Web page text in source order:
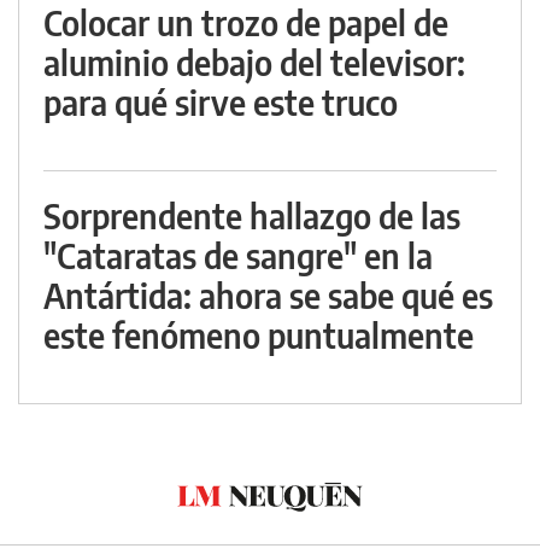
Colocar un trozo de papel de
aluminio debajo del televisor:
para qué sirve este truco
Sorprendente hallazgo de las
"Cataratas de sangre" en la
Antártida: ahora se sabe qué es
este fenómeno puntualmente